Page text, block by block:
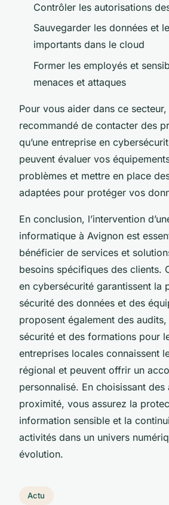
Contrôler les autorisations
Sauvegarder les données et
importants dans le cloud
Former les employés et
menaces et attaques
Pour vous aider dans ce
recommandé de contacter des
qu’une entreprise en
peuvent évaluer vos
problèmes et mettre en place
adaptées pour protéger vos
En conclusion, l’intervention
informatique à Avignon est
bénéficier de services et
besoins spécifiques des clients.
en cybersécurité garantissent la
sécurité des données et des
proposent également des
sécurité et des formations pour
entreprises locales connaissent
régional et peuvent offrir un
personnalisé. En choisissant des
proximité, vous assurez la
information sensible et la
activités dans un univers
évolution.
Actu